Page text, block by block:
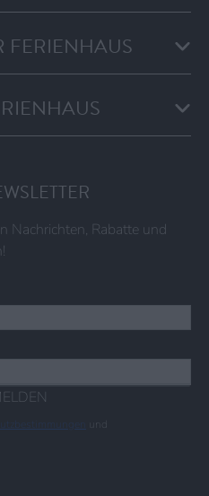
FERIENHAUS
Nachrichten, Rabatte und
und